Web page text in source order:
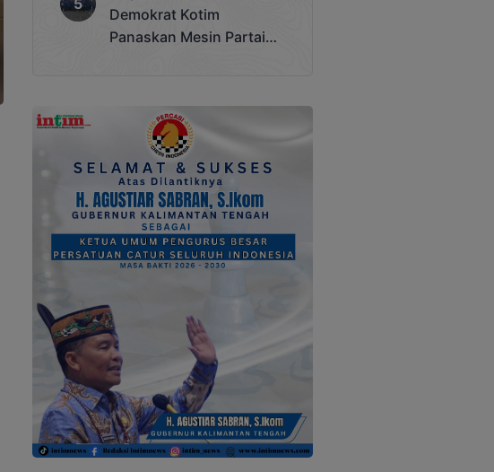
Demokrat Kotim
Panaskan Mesin Partai